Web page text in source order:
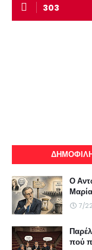
303
Ο
7/
πού